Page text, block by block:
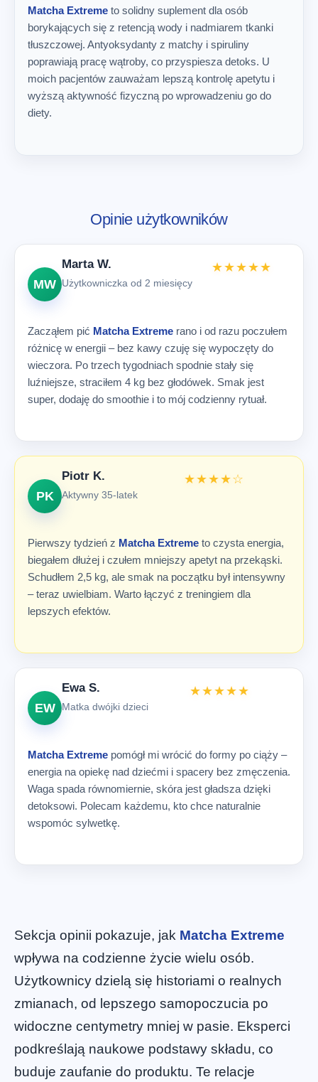
Matcha Extreme to solidny suplement dla osób
borykających się z retencją wody i nadmiarem tkanki
tłuszczowej. Antyoksydanty z matchy i spiruliny
poprawiają pracę wątroby, co przyspiesza detoks. U
moich pacjentów zauważam lepszą kontrolę apetytu i
wyższą aktywność fizyczną po wprowadzeniu go do
diety.
Opinie użytkowników
MW
Marta W.
Użytkowniczka od 2 miesięcy
★★★★★
Zacząłem pić Matcha Extreme rano i od razu poczułem
różnicę w energii – bez kawy czuję się wypoczęty do
wieczora. Po trzech tygodniach spodnie stały się
luźniejsze, straciłem 4 kg bez głodówek. Smak jest
super, dodaję do smoothie i to mój codzienny rytuał.
PK
Piotr K.
Aktywny 35-latek
★★★★☆
Pierwszy tydzień z Matcha Extreme to czysta energia,
biegałem dłużej i czułem mniejszy apetyt na przekąski.
Schudłem 2,5 kg, ale smak na początku był intensywny
– teraz uwielbiam. Warto łączyć z treningiem dla
lepszych efektów.
EW
Ewa S.
Matka dwójki dzieci
★★★★★
Matcha Extreme pomógł mi wrócić do formy po ciąży –
energia na opiekę nad dziećmi i spacery bez zmęczenia.
Waga spada równomiernie, skóra jest gładsza dzięki
detoksowi. Polecam każdemu, kto chce naturalnie
wspomóc sylwetkę.
Sekcja opinii pokazuje, jak Matcha Extreme
wpływa na codzienne życie wielu osób.
Użytkownicy dzielą się historiami o realnych
zmianach, od lepszego samopoczucia po
widoczne centymetry mniej w pasie. Eksperci
podkreślają naukowe podstawy składu, co
buduje zaufanie do produktu. Te relacje